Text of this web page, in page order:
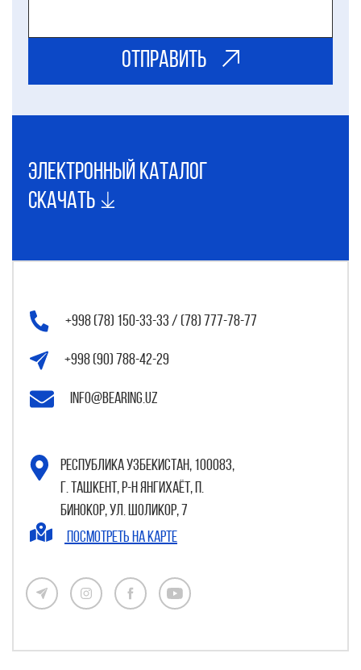
ОТправить
электронный каталог
Скачать
+998 (78) 150-33-33 / (78) 777-78-77
+998 (90) 788-42-29
info@bearing.uz
Республика Узбекистан, 100083,
г. Ташкент, р-н Янгихаёт, п.
Бинокор, ул. Шоликор, 7
Посмотреть на карте